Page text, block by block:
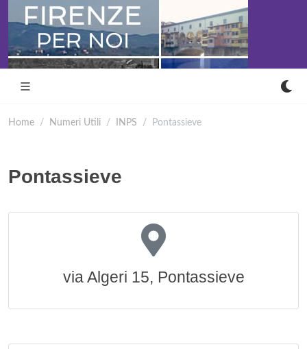
Home Numeri Utili INPS Pontassieve
Pontassieve
via Algeri 15, Pontassieve